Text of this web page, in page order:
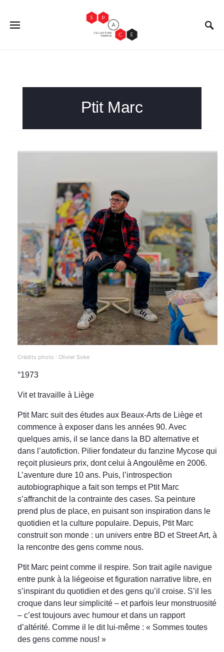
Ptit Marc
Crédits photo : Olivier Soke
°1973
Vit et travaille à Liège
Ptit Marc suit des études aux Beaux-Arts de Liège et
commence à exposer dans les années 90. Avec
quelques amis, il se lance dans la BD alternative et
dans l’autofiction. Pilier fondateur du fanzine Mycose qui
reçoit plusieurs prix, dont celui à Angoulême en 2006.
L’aventure dure 10 ans. Puis, l’introspection
autobiographique a fait son temps et Ptit Marc
s’affranchit de la contrainte des cases. Sa peinture
prend plus de place, en puisant son inspiration dans le
quotidien et la culture populaire. Depuis, Ptit Marc
construit son monde : un univers entre BD et Street Art, à
la rencontre des gens comme nous.
Ptit Marc peint comme il respire. Son trait agile navigue
entre punk à la liégeoise et figuration narrative libre, en
s’inspirant du quotidien et des gens qu’il croise. S’il les
croque dans leur simplicité – et parfois leur monstruosité
– c’est toujours avec humour et dans un rapport
d’altérité. Comme il le dit lui-même : « Sommes toutes
des gens comme nous! »